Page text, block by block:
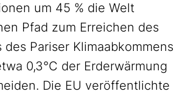
um 45 % die Welt
Pfad zum Erreichen des
des Pariser Klimaabkommens
0,3°C der Erderwärmung
Die EU veröffentlichte